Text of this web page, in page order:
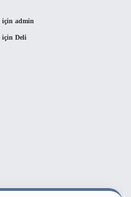
için admin
için Deli